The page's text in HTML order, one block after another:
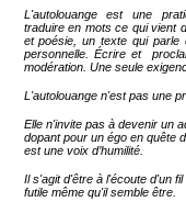
L'autolouange est une
traduireen mots ce qui vient
et poésie, un texte qui parle
personnelle. Écrire et
modération. Une seule
L'autolouange n'est pas une
Elle n'invite pas à devenir un
dopant pour un égo en quête
est une voix d’humilité.
Il s'agit d'être à l'écoute d'un
futile même qu'il semble être.